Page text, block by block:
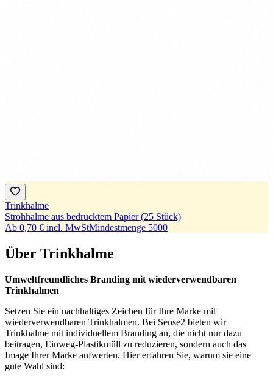
Trinkhalme
Strohhalme aus bedrucktem Papier (25 Stück)
Ab 0,70 € incl. MwStMindestmenge 5000
Über Trinkhalme
Umweltfreundliches Branding mit wiederverwendbaren
Trinkhalmen
Setzen Sie ein nachhaltiges Zeichen für Ihre Marke mit
wiederverwendbaren Trinkhalmen. Bei Sense2 bieten wir
Trinkhalme mit individuellem Branding an, die nicht nur dazu
beitragen, Einweg-Plastikmüll zu reduzieren, sondern auch das
Image Ihrer Marke aufwerten. Hier erfahren Sie, warum sie eine
gute Wahl sind: